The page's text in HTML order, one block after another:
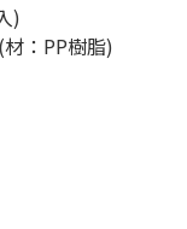
)
：PP樹脂)